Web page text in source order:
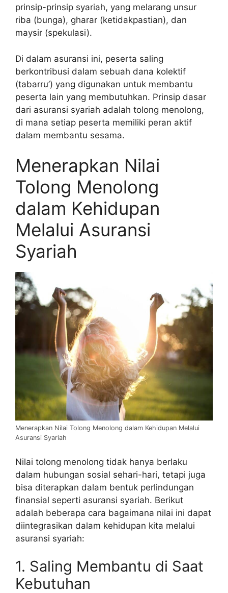
prinsip-prinsip syariah, yang melarang unsur
riba (bunga), gharar (ketidakpastian), dan
maysir (spekulasi).
Di dalam asuransi ini, peserta saling
berkontribusi dalam sebuah dana kolektif
(tabarru’) yang digunakan untuk membantu
peserta lain yang membutuhkan. Prinsip dasar
dari asuransi syariah adalah tolong menolong,
di mana setiap peserta memiliki peran aktif
dalam membantu sesama.
Menerapkan Nilai
Tolong Menolong
dalam Kehidupan
Melalui Asuransi
Syariah
Menerapkan Nilai Tolong Menolong dalam Kehidupan Melalui
Asuransi Syariah
Nilai tolong menolong tidak hanya berlaku
dalam hubungan sosial sehari-hari, tetapi juga
bisa diterapkan dalam bentuk perlindungan
finansial seperti asuransi syariah. Berikut
adalah beberapa cara bagaimana nilai ini dapat
diintegrasikan dalam kehidupan kita melalui
asuransi syariah:
1. Saling Membantu di Saat
Kebutuhan